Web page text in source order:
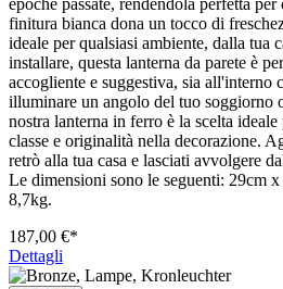
finitura bianca dona un tocco di
ideale per qualsiasi ambiente, dalla tua
installare, questa lanterna da parete è
accogliente e suggestiva, sia all'interno
illuminare un angolo del tuo soggiorno
nostra lanterna in ferro è la scelta
classe e originalità nella decorazione.
retrò alla tua casa e lasciati avvolgere
Le dimensioni sono le seguenti: 29cm
8,7kg.
187,00 €*
Dettagli